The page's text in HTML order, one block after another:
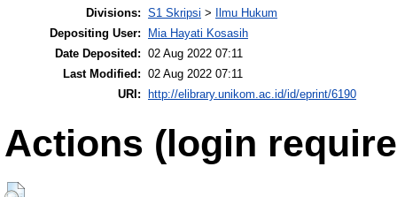
Divisions: S1 Skripsi >
Ilmu Hukum
Depositing User:
Mia Hayati Kosasih
Date Deposited: 02 Aug 2022 07:11
Last Modified: 02 Aug 2022 07:11
URI:
http://elibrary.unikom.ac.id/id/eprint/6190
Actions (login